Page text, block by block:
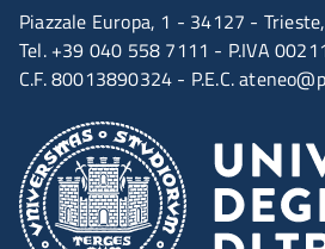
Piazzale Europa, 1 - 34127 -
Tel. +39 040 558 7111 - P.IVA
C.F. 80013890324 - P.E.C.